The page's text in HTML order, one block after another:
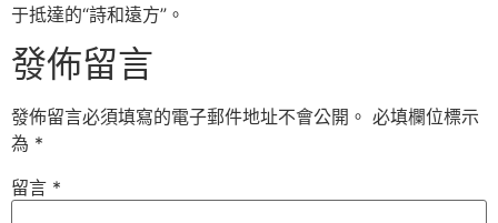
于抵達的“詩和遠方”。
發佈留言
發佈留言必須填寫的電子郵件地址不會公開。 必填欄位標示
為 *
留言 *